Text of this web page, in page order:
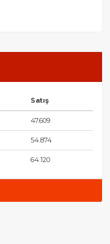
Satış
47.609
54.874
64.120